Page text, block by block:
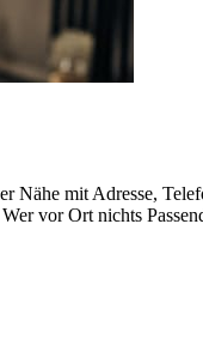
Nähe mit Adresse,
vor Ort nichts